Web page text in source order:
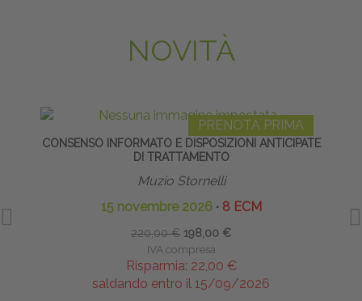
NOVITÀ
PRENOTA PRIMA
CONSENSO INFORMATO E DISPOSIZIONI ANTICIPATE
DI TRATTAMENTO
Muzio Stornelli
15 novembre 2026 ∙ 8 ECM
220,00 € 198,00 €
IVA compresa
Risparmia: 22,00 €
saldando entro il 15/09/2026